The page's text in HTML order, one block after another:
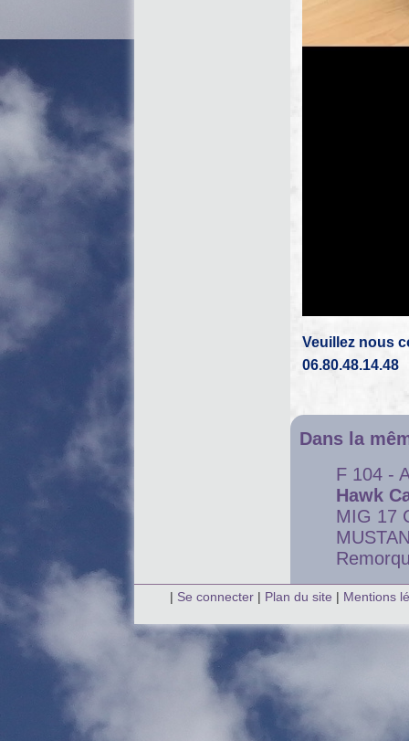
Veuillez nous
06.80.48.14.48
Dans la
F 104 -
Hawk
MIG 17
| Se connecter | Plan du site | Mentions